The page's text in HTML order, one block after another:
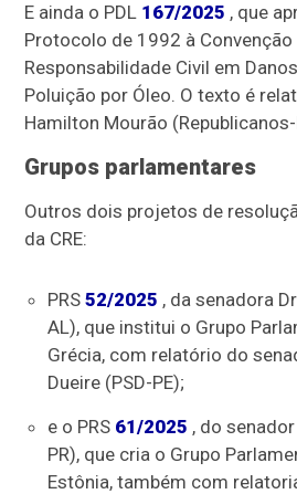
E ainda o PDL 167/2025 , que
Protocolo de 1992 à
Responsabilidade Civil em
Poluição por Óleo. O texto é
Hamilton Mourão (Republicanos-
Grupos parlamentares
Outros dois projetos de
da CRE:
PRS 52/2025 , da senadora
AL), que institui o Grupo
Grécia, com relatório do
Dueire (PSD-PE);
e o PRS 61/2025 , do
PR), que cria o Grupo
Estônia, também com